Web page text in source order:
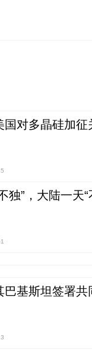
国对多晶硅加
独”，大陆一天
巴基斯坦签署